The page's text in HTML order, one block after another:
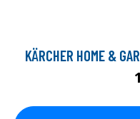
KÄRCHER HOME &